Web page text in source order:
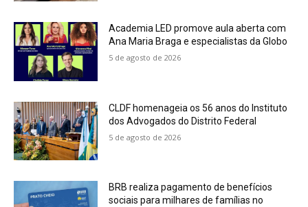
Academia LED promove aula aberta com
Ana Maria Braga e especialistas da Globo
5 de agosto de 2026
CLDF homenageia os 56 anos do Instituto
dos Advogados do Distrito Federal
5 de agosto de 2026
BRB realiza pagamento de benefícios
sociais para milhares de famílias no